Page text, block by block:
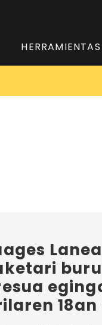
18an